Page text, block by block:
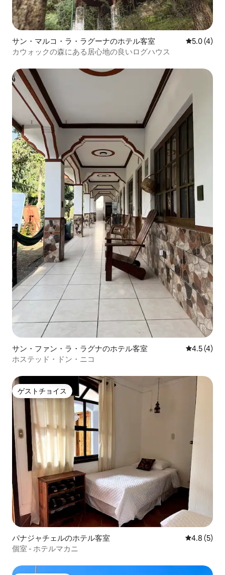
サン・マルコ・ラ・ラグーナのホテル客室 レビュー4
5.0 (4)
カウォックの森にある居心地の良いログハウス
サン・ファン・ラ・ラグナのホテル客室 レビュー4
4.5 (4)
ホステッド・ドン・ニコ
ゲストチョイス
ゲストチョイス
パナジャチェルのホテル客室 レビュー5
4.8 (5)
個室 - ホテルマカニ